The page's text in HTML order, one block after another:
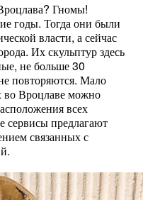
Гномы!
годы. Тогда они были
власти, а сейчас
Их скульптур здесь
не больше 30
повторяются. Мало
во Вроцлаве можно
всех
сервисы предлагают
связанных с